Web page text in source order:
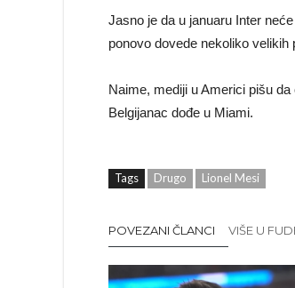
Jasno je da u januaru Inter
ponovo dovede nekoliko
Naime, mediji u Americi pišu
Belgijanac dođe u Miami.
Tags Drugo Lionel Mesi
POVEZANI ČLANCI VIŠE U